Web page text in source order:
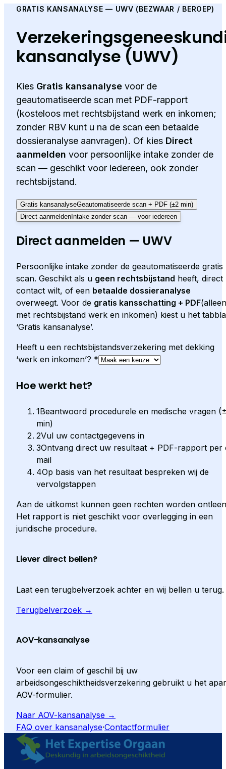
GRATIS KANSANALYSE — UWV (BEZWAAR / BEROEP)
kansanalyse (UWV)
Kies Gratis kansanalyse voor de
geautomatiseerde scan met PDF-rapport
(kosteloos met rechtsbijstand werk en inkomen;
zonder RBV kunt u na de scan een betaalde
dossieranalyse aanvragen). Of kies Direct
aanmelden voor persoonlijke intake zonder de
scan — geschikt voor iedereen, ook zonder
rechtsbijstand.
Gratis kansanalyseGeautomatiseerde scan + PDF (±2 min)
Direct aanmelden Intake zonder scan — voor iedereen
Direct aanmelden — UWV
Persoonlijke intake zonder de geautomatiseerde gratis
scan. Geschikt als u geen rechtsbijstand heeft, direct
contact wilt, of een betaalde dossieranalyse
overweegt. Voor de gratis kansschatting + PDF(alleen
met rechtsbijstand werk en inkomen) kiest u het
‘Gratis kansanalyse’.
Heeft u een rechtsbijstandsverzekering met dekking
‘werk en inkomen’? *
Hoe werkt het?
1Beantwoord procedurele en medische vragen
min)
2Vul uw contactgegevens in
3Ontvang direct uw resultaat + PDF-rapport per
mail
4Op basis van het resultaat bespreken wij de
vervolgstappen
Aan de uitkomst kunnen geen rechten worden
Het rapport is niet geschikt voor overlegging in een
juridische procedure.
Liever direct bellen?
Laat een terugbelverzoek achter en wij bellen u terug.
Terugbelverzoek →
AOV-kansanalyse
Voor een claim of geschil bij uw
arbeidsongeschiktheidsverzekering gebruikt u het
AOV-formulier.
Naar AOV-kansanalyse →
FAQ over kansanalyse·Contactformulier